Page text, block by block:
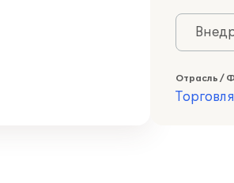
Отрасль /
Торговля